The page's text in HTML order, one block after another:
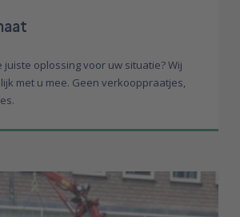
juiste oplossing voor uw situatie? Wij
met u mee. Geen verkooppraatjes,